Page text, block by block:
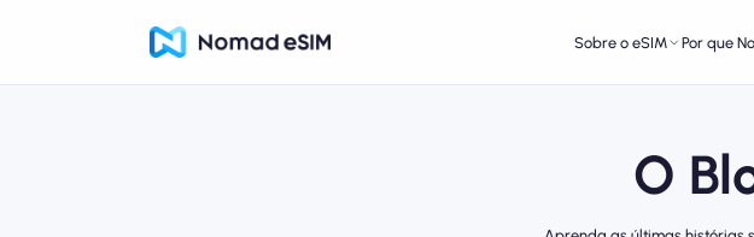
Sobre o eSIM Por que
O